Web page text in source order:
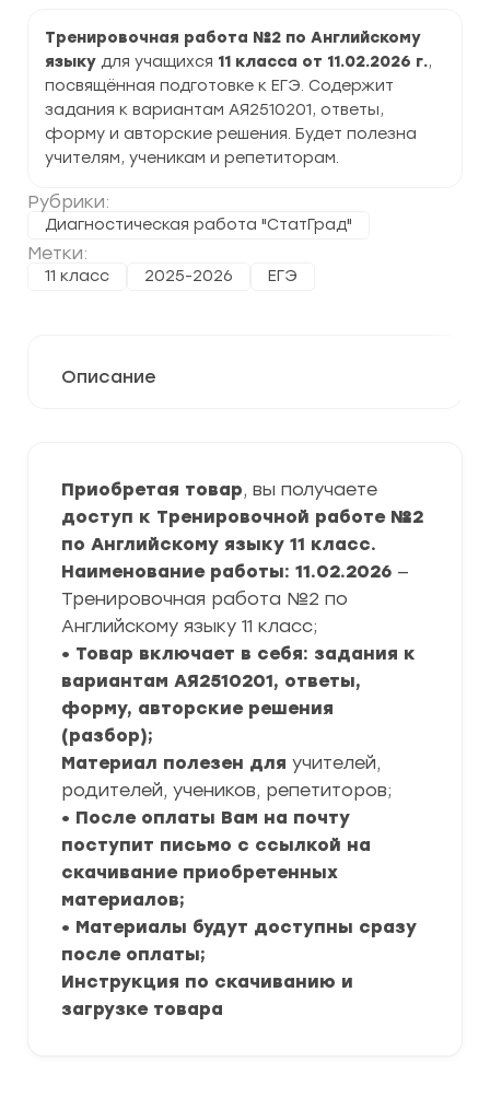
Тренировочная работа №2 по Английскому
языку для учащихся 11 класса от 11.02.2026 г.,
посвящённая подготовке к ЕГЭ. Содержит
задания к вариантам АЯ2510201, ответы,
форму и авторские решения. Будет полезна
учителям, ученикам и репетиторам.
Рубрики:
Диагностическая работа "СтатГрад"
Метки:
11 класс 2025-2026 ЕГЭ
класс
(АЯ2510201)
задания
и
ответы
Описание
Приобретая товар, вы получаете
доступ к Тренировочной работе №2
по Английскому языку 11 класс.
Наименование работы: 11.02.2026 —
Тренировочная работа №2 по
Английскому языку 11 класс;
• Товар включает в себя: задания к
вариантам АЯ2510201, ответы,
форму, авторские решения
(разбор);
Материал полезен для учителей,
родителей, учеников, репетиторов;
• После оплаты Вам на почту
поступит письмо с ссылкой на
скачивание приобретенных
материалов;
• Материалы будут доступны сразу
после оплаты;
Инструкция по скачиванию и
загрузке товара